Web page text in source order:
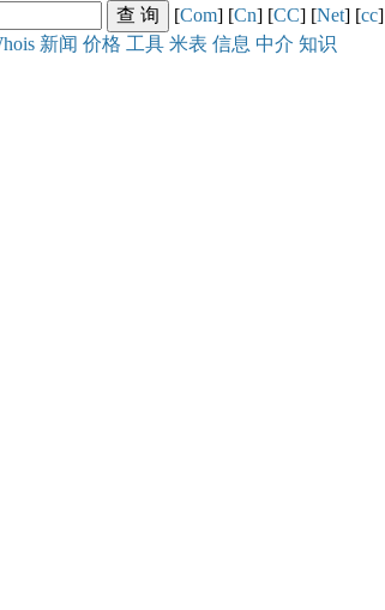
[Com] [Cn] [CC] [Net] [cc]
新闻 价格 工具 米表 信息 中介 知识